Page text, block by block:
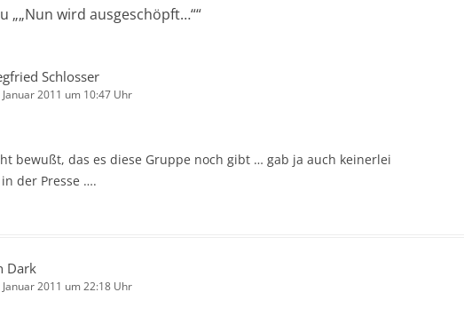
„„Nun wird ausgeschöpft…““
Schlosser
Januar 2011 um 10:47 Uhr
bewußt, das es diese Gruppe noch gibt … gab ja auch keinerlei
der Presse ….
Dark
Januar 2011 um 22:18 Uhr